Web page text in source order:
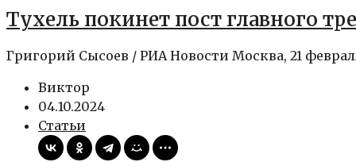
Тухель покинет пост главного
Григорий Сысоев / РИА Новости Москва, 21
Виктор
04.10.2024
Статьи